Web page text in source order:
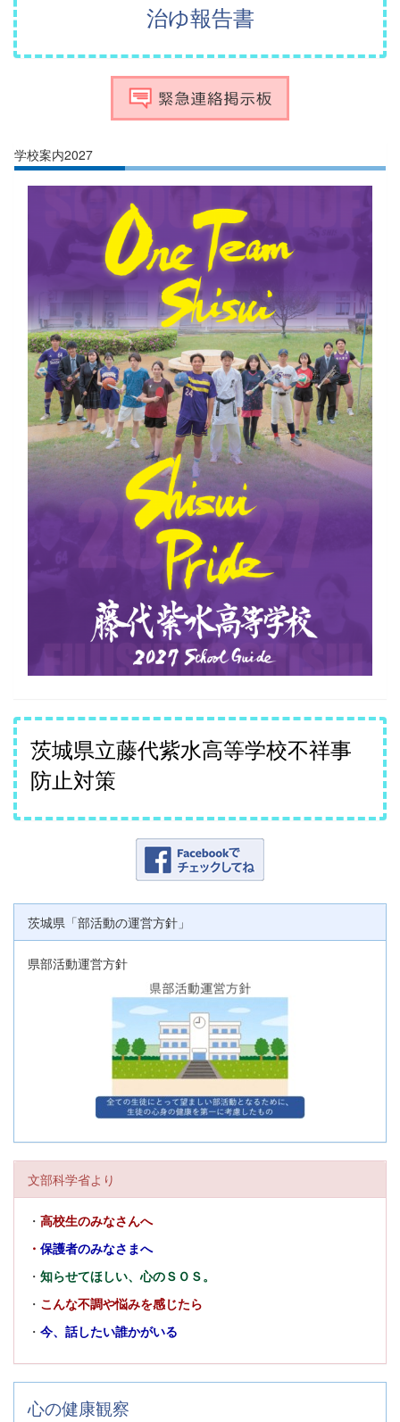
治ゆ報告書
学校案内2027
茨城県立藤代紫水高等学校不祥事
防止対策
茨城県「部活動の運営方針」
県部活動運営方針
文部科学省より
・ 高校生のみなさんへ
・ 保護者のみなさまへ
・ 知らせてほしい、心のＳＯＳ。
・ こんな不調や悩みを感じたら
・ 今、話したい誰かがいる
心の健康観察